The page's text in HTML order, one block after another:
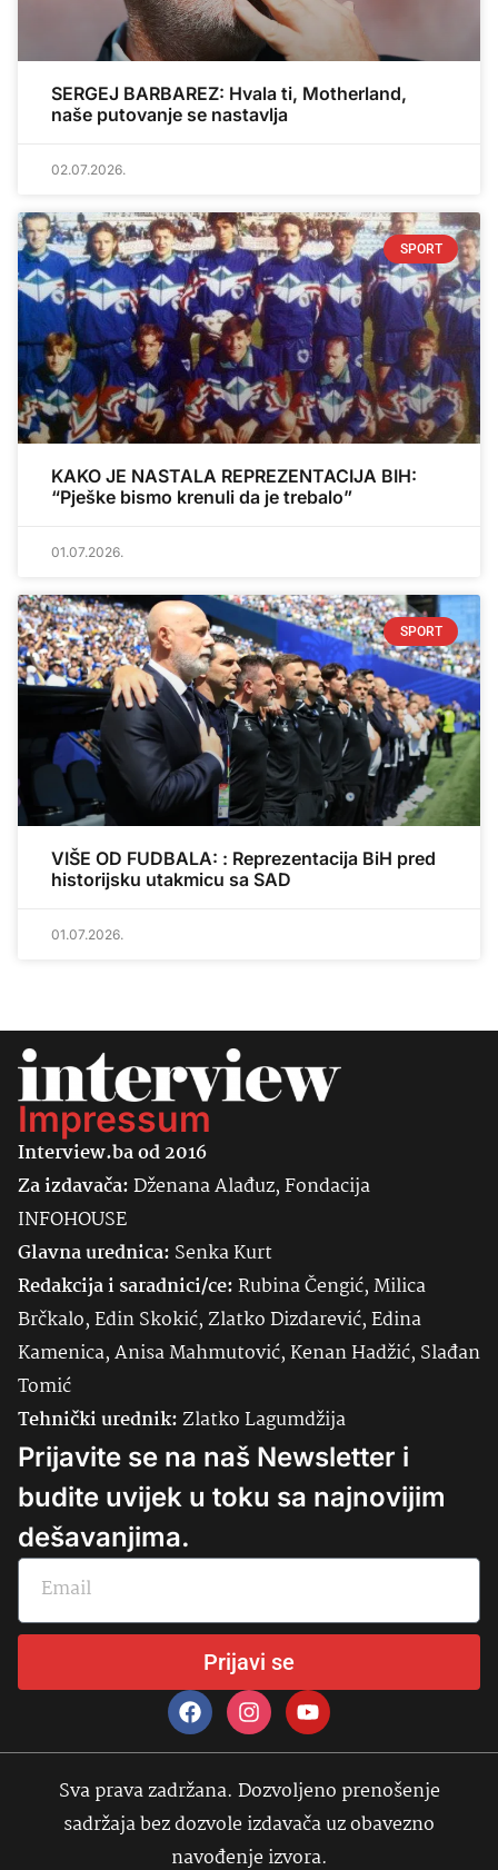
SERGEJ BARBAREZ: Hvala ti, Motherland,
naše putovanje se nastavlja
02.07.2026.
SPORT
KAKO JE NASTALA REPREZENTACIJA BIH:
“Pješke bismo krenuli da je trebalo”
01.07.2026.
SPORT
VIŠE OD FUDBALA: : Reprezentacija BiH pred
historijsku utakmicu sa SAD
01.07.2026.
Impressum
Interview.ba od 2016
Za izdavača:Dženana Alađuz, Fondacija
INFOHOUSE
Glavna urednica: SenkaKurt
Redakcija i saradnici/ce:Rubina Čengić, Milica
Brčkalo, Edin Skokić, Zlatko Dizdarević, Edina
Kamenica, Anisa Mahmutović, Kenan Hadžić, Slađan
Tomić
Tehnički urednik:Zlatko Lagumdžija
Prijavite se na naš Newsletter i
budite uvijek u toku sa najnovijim
dešavanjima.
Prijavi se
Sva prava zadržana. Dozvoljeno prenošenje
sadržaja bez dozvole izdavača uz obavezno
navođenje izvora.